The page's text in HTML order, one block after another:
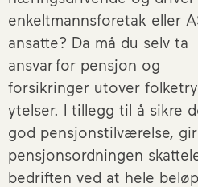
enkeltmannsforetak eller
ansatte? Da må du selv ta
ansvar for pensjon og
forsikringer utover
ytelser. I tillegg til å sikre
god pensjonstilværelse, gir
pensjonsordningen
bedriften ved at hele